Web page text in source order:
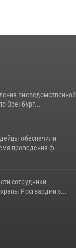
вневедомственной
Оренбург...
обеспечили
проведения ф...
сотрудники
Росгвардии з...